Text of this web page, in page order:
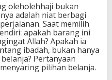
oleholehhaji bukan
adalah niat berbagi
Saat memilih
apakah barang ini
Allah? Apakah ia
ibadah, bukan hanya
Pertanyaan
pilihan belanja.